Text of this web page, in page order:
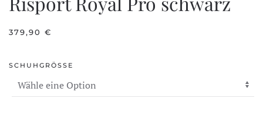
379,90 €
SCHUHGRÖSSE